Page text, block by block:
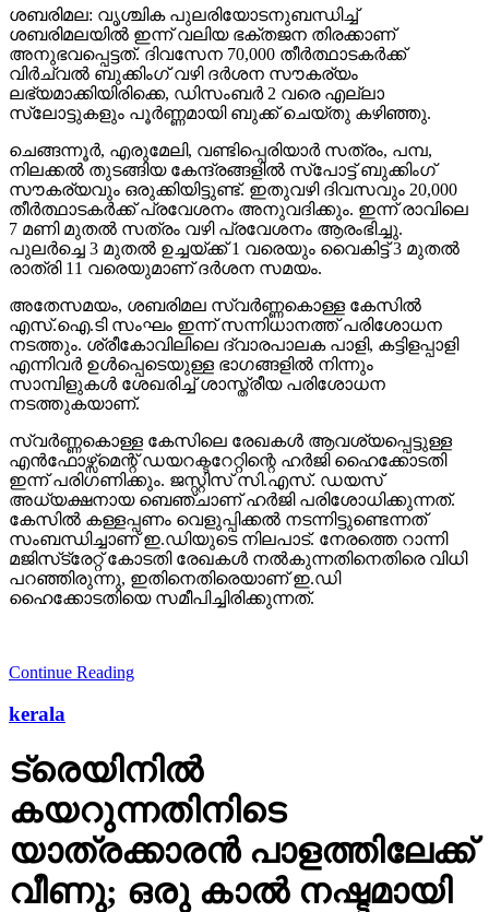
ശബരിമല: വൃശ്ചിക പുലരിയോടനുബന്ധിച്ച്
ശബരിമലയില്‍ ഇന്ന് വലിയ ഭക്തജന തിരക്കാണ്
അനുഭവപ്പെട്ടത്. ദിവസേന 70,000 തീര്‍ത്ഥാടകര്‍ക്ക്
വിര്‍ച്വല്‍ ബുക്കിംഗ് വഴി ദര്‍ശന സൗകര്യം
ലഭ്യമാക്കിയിരിക്കെ, ഡിസംബര്‍ 2 വരെ എല്ലാ
സ്ലോട്ടുകളും പൂര്‍ണ്ണമായി ബുക്ക് ചെയ്തു കഴിഞ്ഞു.
ചെങ്ങന്നൂര്‍, എരുമേലി, വണ്ടിപ്പെരിയാര്‍ സത്രം, പമ്പ,
നിലക്കല്‍ തുടങ്ങിയ കേന്ദ്രങ്ങളില്‍ സ്‌പോട്ട് ബുക്കിംഗ്
സൗകര്യവും ഒരുക്കിയിട്ടുണ്ട്. ഇതുവഴി ദിവസവും 20,000
തീര്‍ത്ഥാടകര്‍ക്ക് പ്രവേശനം അനുവദിക്കും. ഇന്ന് രാവിലെ
7 മണി മുതല്‍ സത്രം വഴി പ്രവേശനം ആരംഭിച്ചു.
പുലര്‍ച്ചെ 3 മുതല്‍ ഉച്ചയ്ക്ക് 1 വരെയും വൈകിട്ട് 3 മുതല്‍
രാത്രി 11 വരെയുമാണ് ദര്‍ശന സമയം.
അതേസമയം, ശബരിമല സ്വര്‍ണ്ണകൊള്ള കേസില്‍
എസ്.ഐ.ടി സംഘം ഇന്ന് സന്നിധാനത്ത് പരിശോധന
നടത്തും. ശ്രീകോവിലിലെ ദ്വാരപാലക പാളി, കട്ടിളപ്പാളി
എന്നിവര്‍ ഉള്‍പ്പെടെയുള്ള ഭാഗങ്ങളില്‍ നിന്നും
സാമ്പിളുകള്‍ ശേഖരിച്ച് ശാസ്ത്രീയ പരിശോധന
നടത്തുകയാണ്.
സ്വര്‍ണ്ണകൊള്ള കേസിലെ രേഖകള്‍ ആവശ്യപ്പെട്ടുള്ള
എന്‍ഫോഴ്സ്മെന്റ് ഡയറക്ടറേറ്റിന്റെ ഹര്‍ജി ഹൈക്കോടതി
ഇന്ന് പരിഗണിക്കും. ജസ്റ്റിസ് സി.എസ്. ഡയസ്
അധ്യക്ഷനായ ബെഞ്ചാണ് ഹര്‍ജി പരിശോധിക്കുന്നത്.
കേസില്‍ കള്ളപ്പണം വെളുപ്പിക്കല്‍ നടന്നിട്ടുണ്ടെന്നത്
സംബന്ധിച്ചാണ് ഇ.ഡിയുടെ നിലപാട്. നേരത്തെ റാന്നി
മജിസ്‌ട്രേറ്റ് കോടതി രേഖകള്‍ നല്‍കുന്നതിനെതിരെ വിധി
പറഞ്ഞിരുന്നു, ഇതിനെതിരെയാണ് ഇ.ഡി
ഹൈക്കോടതിയെ സമീപിച്ചിരിക്കുന്നത്.
Continue Reading
kerala
ട്രെയിനില്‍
കയറുന്നതിനിടെ
യാത്രക്കാരന്‍ പാളത്തിലേക്ക്
വീണു; ഒരു കാല്‍ നഷ്ടമായി